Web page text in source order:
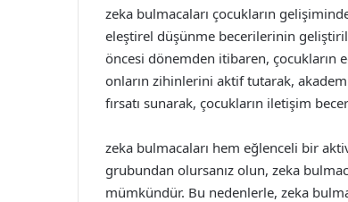
zeka bulmacaları çocukların
eleştirel düşünme becerilerinin
öncesi dönemden itibaren, çocukların
onların zihinlerini aktif tutarak,
fırsatı sunarak, çocukların iletişim
zeka bulmacaları hem eğlenceli bir
grubundan olursanız olun, zeka
mümkündür. Bu nedenlerle, zeka